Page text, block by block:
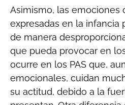
Asimismo, las emociones
expresadas en la infancia
de manera
que pueda provocar en
ocurre en los PAS que,
emocionales, cuidan
su actitud, debido a la